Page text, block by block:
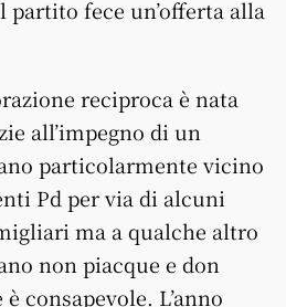
fece un’offerta alla
reciproca è nata
all’impegno di un
particolarmente vicino
Pd per via di alcuni
ma a qualche altro
non piacque e don
consapevole. L’anno